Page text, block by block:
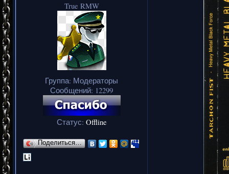
True RMW
Группа: Модераторы
Сообщений: 12299
Статус: Offline
Поделиться…